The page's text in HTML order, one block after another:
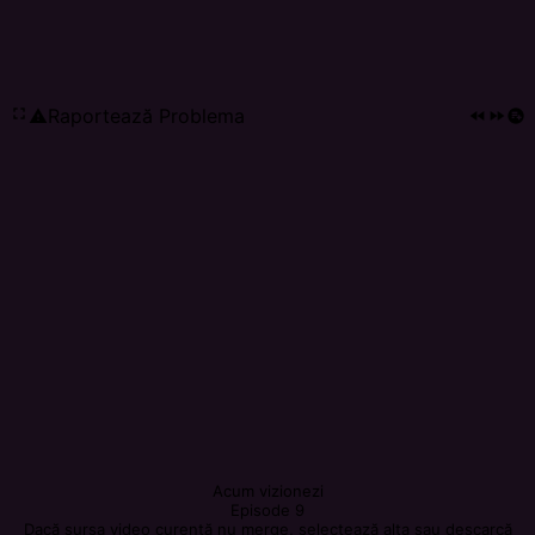
report_problem Raportează Problema fast_rewind fast_forward playlist_add_circle
Acum vizionezi
Episode 9
Dacă sursa video curentă nu merge, selectează alta sau descarcă